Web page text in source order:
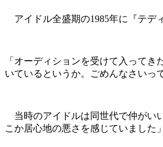
アイドル全盛期の1985年に『テデ
「オーディションを受けて入って
いているというか。ごめんなさいっ
当時のアイドルは同世代で仲がい
こか居心地の悪さを感じていました」